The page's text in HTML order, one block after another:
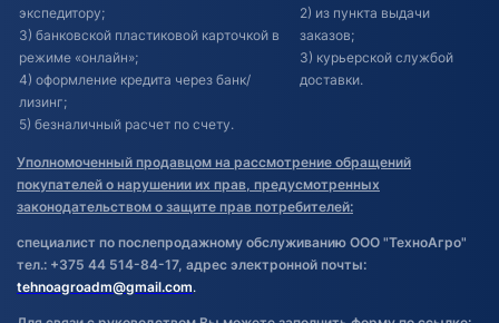
экспедитору;
3) банковской пластиковой карточкой в
режиме «онлайн»;
4) оформление кредита через банк/
лизинг;
5) безналичный расчет по счету.
2) из пункта выдачи
заказов;
3) курьерской службой
доставки.
Уполномоченный продавцом на рассмотрение обращений
покупателей о нарушении их прав, предусмотренных
законодательством о защите прав потребителей:
специалист по послепродажному обслуживанию ООО "ТехноАгро"
тел.: +375 44 514-84-17, адрес электронной почты:
tehnoagroadm@gmail.com.